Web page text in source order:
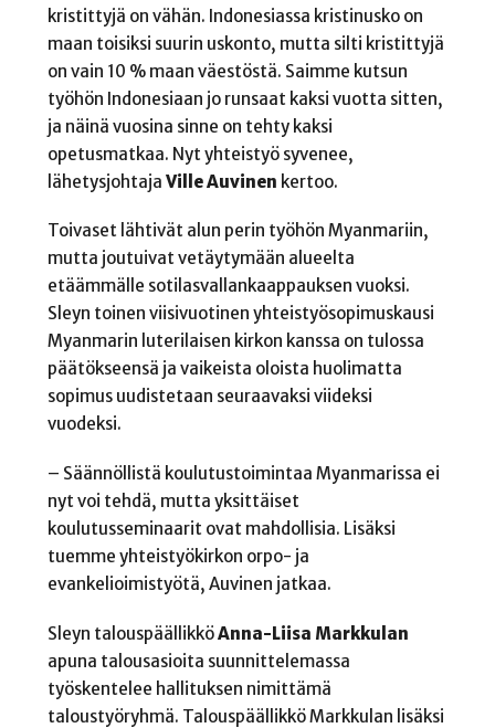
kristittyjä on vähän. Indonesiassa kristinusko on
maan toisiksi suurin uskonto, mutta silti kristittyjä
on vain 10 % maan väestöstä. Saimme kutsun
työhön Indonesiaan jo runsaat kaksi vuotta sitten,
ja näinä vuosina sinne on tehty kaksi
opetusmatkaa. Nyt yhteistyö syvenee,
lähetysjohtaja Ville Auvinen kertoo.
Toivaset lähtivät alun perin työhön Myanmariin,
mutta joutuivat vetäytymään alueelta
etäämmälle sotilasvallankaappauksen vuoksi.
Sleyn toinen viisivuotinen yhteistyösopimuskausi
Myanmarin luterilaisen kirkon kanssa on tulossa
päätökseensä ja vaikeista oloista huolimatta
sopimus uudistetaan seuraavaksi viideksi
vuodeksi.
– Säännöllistä koulutustoimintaa Myanmarissa ei
nyt voi tehdä, mutta yksittäiset
koulutusseminaarit ovat mahdollisia. Lisäksi
tuemme yhteistyökirkon orpo- ja
evankelioimistyötä, Auvinen jatkaa.
Sleyn talouspäällikköAnna-Liisa Markkulan
apuna talousasioita suunnittelemassa
työskentelee hallituksen nimittämä
taloustyöryhmä. Talouspäällikkö Markkulan lisäksi